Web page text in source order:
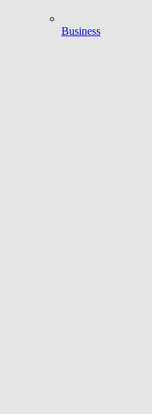
Business